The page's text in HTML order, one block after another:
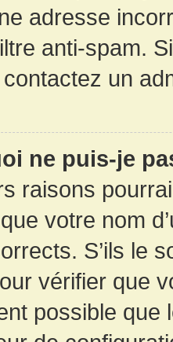
adresse
anti-spam.
un
ne puis-je
raisons
votre nom
S’ils le
vérifier que
possible que